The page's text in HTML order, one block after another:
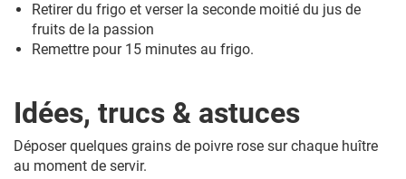
Retirer du frigo et verser la seconde moitié du jus de
fruits de la passion
Remettre pour 15 minutes au frigo.
Idées, trucs & astuces
Déposer quelques grains de poivre rose sur chaque huître
au moment de servir.